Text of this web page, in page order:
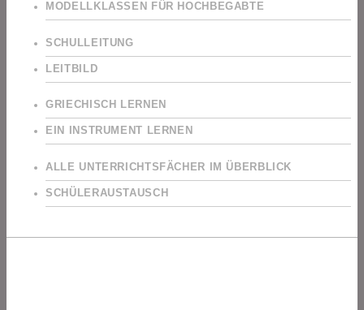
MODELLKLASSEN FÜR HOCHBEGABTE
SCHULLEITUNG
LEITBILD
GRIECHISCH LERNEN
EIN INSTRUMENT LERNEN
ALLE UNTERRICHTSFÄCHER IM ÜBERBLICK
SCHÜLERAUSTAUSCH